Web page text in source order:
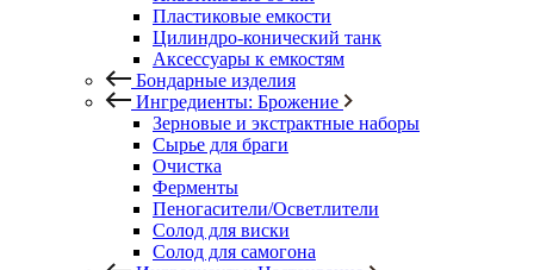
Пластиковые емкости
Цилиндро-конический танк
Аксессуары к емкостям
Бондарные изделия
Ингредиенты: Брожение
Зерновые и экстрактные наборы
Сырье для браги
Очистка
Ферменты
Пеногасители/Осветлители
Солод для виски
Солод для самогона